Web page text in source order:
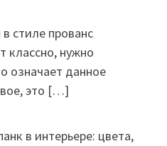
стиле прованс
классно, нужно
означает данное
это […]
в интерьере: цвета,